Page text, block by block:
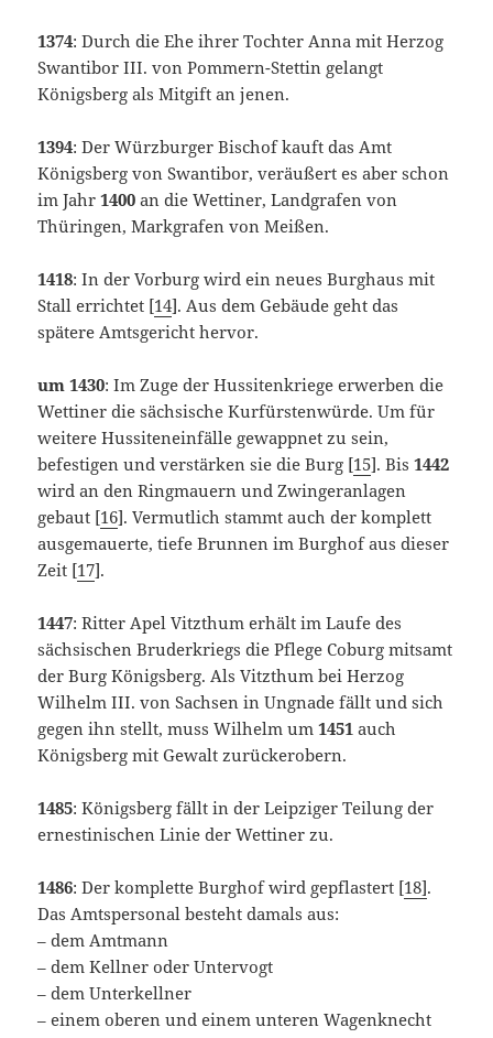
1374: Durch die Ehe ihrer Tochter Anna mit Herzog
Swantibor III. von Pommern-Stettin gelangt
Königsberg als Mitgift an jenen.
1394: Der Würzburger Bischof kauft das Amt
Königsberg von Swantibor, veräußert es aber schon
im Jahr1400 an die Wettiner, Landgrafen von
Thüringen, Markgrafen von Meißen.
1418: In der Vorburg wird ein neues Burghaus mit
Stall errichtet [14]. Aus dem Gebäude geht das
spätere Amtsgericht hervor.
um 1430: Im Zuge der Hussitenkriege erwerben die
Wettiner die sächsische Kurfürstenwürde. Um für
weitere Hussiteneinfälle gewappnet zu sein,
befestigen und verstärken sie die Burg [15]. Bis1442
wird an den Ringmauern und Zwingeranlagen
gebaut [16]. Vermutlich stammt auch der komplett
ausgemauerte, tiefe Brunnen im Burghof aus dieser
Zeit [17].
1447: Ritter Apel Vitzthum erhält im Laufe des
sächsischen Bruderkriegs die Pflege Coburg mitsamt
der Burg Königsberg. Als Vitzthum bei Herzog
Wilhelm III. von Sachsen in Ungnade fällt und sich
gegen ihn stellt, muss Wilhelm um1451 auch
Königsberg mit Gewalt zurückerobern.
1485: Königsberg fällt in der Leipziger Teilung der
ernestinischen Linie der Wettiner zu.
1486: Der komplette Burghof wird gepflastert [18].
Das Amtspersonal besteht damals aus:
– dem Amtmann
– dem Kellner oder Untervogt
– dem Unterkellner
– einem oberen und einem unteren Wagenknecht